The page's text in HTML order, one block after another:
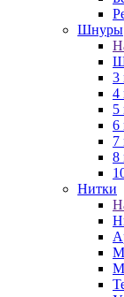
Шнуры
3
4
5
6
7
8
Нитки